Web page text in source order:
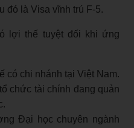
đó là Visa vĩnh trú F-5.
lợi thế tuyệt đối khi ứng
có chi nhánh tại Việt Nam.
chức tài chính đang quản
Đại học chuyên ngành